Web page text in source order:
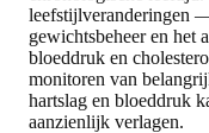
leefstijlveranderingen
gewichtsbeheer en het
bloeddruk en
monitoren van
hartslag en bloeddruk
aanzienlijk verlagen.